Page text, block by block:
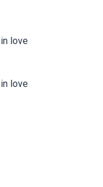
love
love